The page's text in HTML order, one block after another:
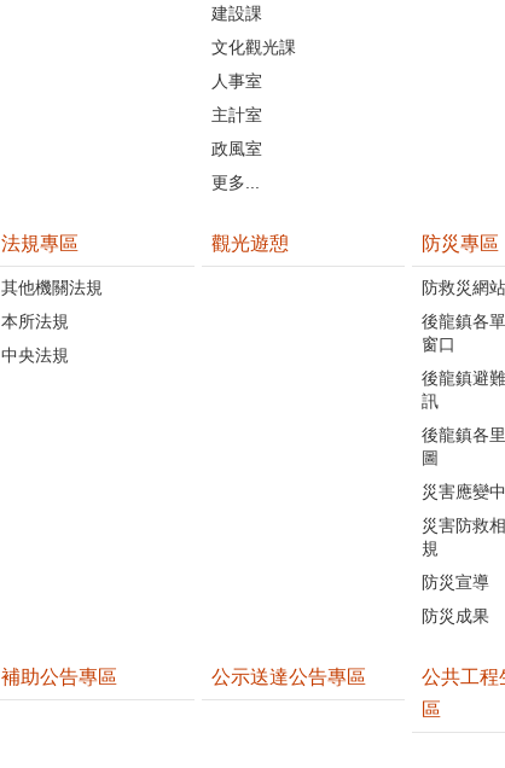
建設課
文化觀光課
人事室
主計室
政風室
更多...
法規專區
其他機關法規
本所法規
中央法規
觀光遊憩 防災專區
防救災網
後龍鎮各
窗口
後龍鎮避
訊
後龍鎮各
圖
災害應變
災害防救
規
防災宣導
防災成果
補助公告專區 公示送達公告專區
公共工程
區